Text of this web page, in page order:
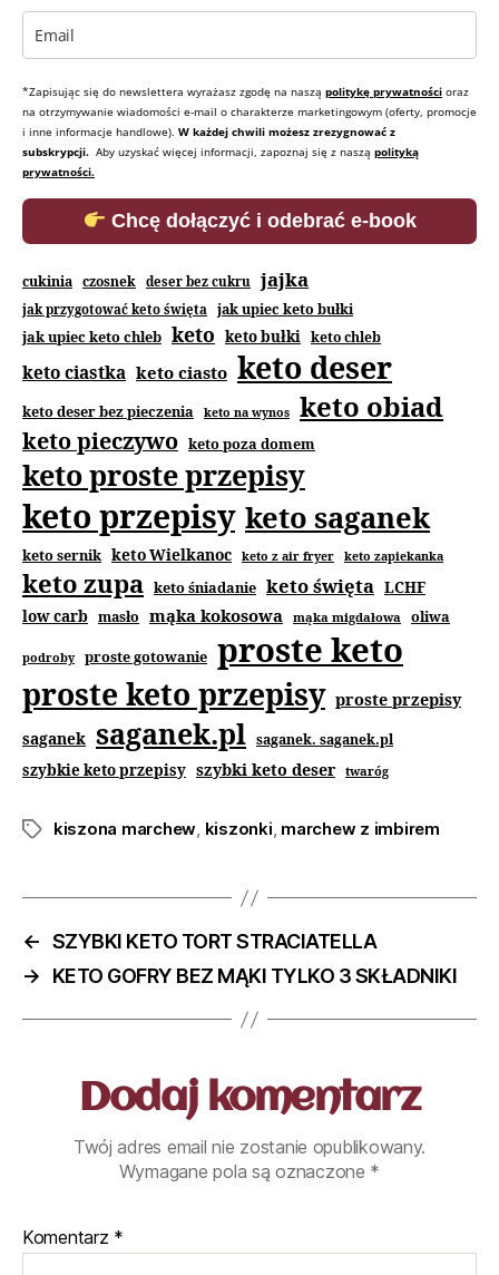
*Zapisując się do newslettera wyrażasz zgodę na naszą politykę prywatności oraz
na otrzymywanie wiadomości e-mail o charakterze marketingowym (oferty, promocje
i inne informacje handlowe). W każdej chwili możesz zrezygnować z
subskrypcji. Aby uzyskać więcej informacji, zapoznaj się z naszą polityką
prywatności.
Chcę dołączyć i odebrać e-book
cukinia czosnek deser bez cukru jajka
jak przygotować keto święta jak upiec keto bułki
jak upiec keto chleb keto keto bułki keto chleb
keto ciastka keto ciasto keto deser
keto deser bez pieczenia keto na wynos keto obiad
keto pieczywo keto poza domem
keto proste przepisy
keto przepisy keto saganek
keto sernik keto Wielkanoc keto z air fryer keto zapiekanka
keto zupa keto śniadanie keto święta LCHF
low carb masło mąka kokosowa mąka migdałowa oliwa
podroby proste gotowanie proste keto
proste keto przepisy proste przepisy
saganek saganek.pl saganek. saganek.pl
szybkie keto przepisy szybki keto deser twaróg
kiszona marchew, kiszonki, marchew z imbirem
← SZYBKI KETO TORT STRACIATELLA
→
KETO GOFRY BEZ MĄKI TYLKO 3 SKŁADNIKI
Dodaj komentarz
Twój adres email nie zostanie opublikowany.
Wymagane pola są oznaczone *
Komentarz *